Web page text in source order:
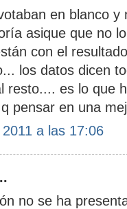
en blanco
asique que no
con el
los datos dicen
resto.... es lo que
pensar en una
a las 17:06
no se ha